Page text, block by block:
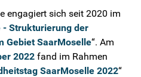
engagiert sich seit 2020 im
- Strukturierung der
Gebiet SaarMoselle“. Am
2022 fand im Rahmen
SaarMoselle 2022“